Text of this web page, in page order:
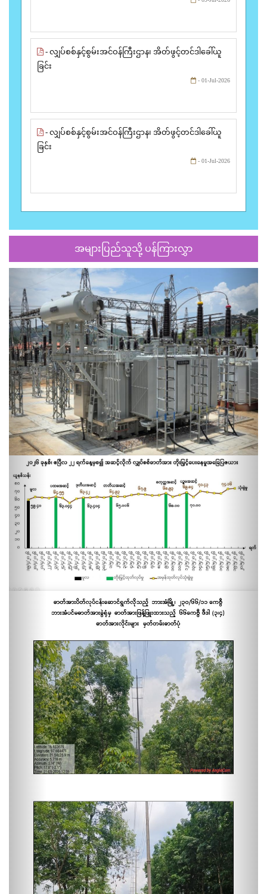
- လျှပ်စစ်နှင့်စွမ်းအင်ဝန်ကြီးဌာန၊ အိတ်ဖွင့်တင်ဒါခေါ်ယူ
ခြင်း
- 01-Jul-2026
- လျှပ်စစ်နှင့်စွမ်းအင်ဝန်ကြီးဌာန၊ အိတ်ဖွင့်တင်ဒါခေါ်ယူ
ခြင်း
- 01-Jul-2026
အများပြည်သူသို့ ပန်ကြားလွှာ
Previous